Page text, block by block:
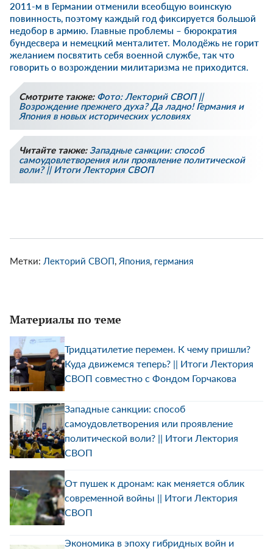
2011-м в Германии отменили всеобщую воинскую
повинность, поэтому каждый год фиксируется большой
недобор в армию. Главные проблемы – бюрократия
бундесвера и немецкий менталитет. Молодёжь не горит
желанием посвятить себя военной службе, так что
говорить о возрождении милитаризма не приходится.
Смотрите также: Фото: Лекторий СВОП ||
Возрождение прежнего духа? Да ладно! Германия и
Япония в новых исторических условиях
Читайте также:Западные санкции: способ
самоудовлетворения или проявление политической
воли? || Итоги Лектория СВОП
Метки: Лекторий СВОП, Япония, германия
Материалы по теме
Тридцатилетие перемен. К чему пришли?
Куда движемся теперь? || Итоги Лектория
СВОП совместно с Фондом Горчакова
Западные санкции: способ
самоудовлетворения или проявление
политической воли? || Итоги Лектория
СВОП
От пушек к дронам: как меняется облик
современной войны || Итоги Лектория
СВОП
Экономика в эпоху гибридных войн и